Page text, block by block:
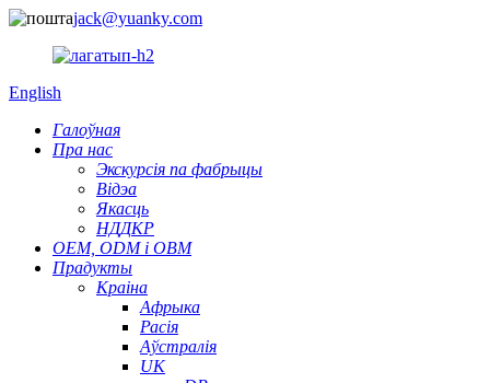
jack@yuanky.com
English
Галоўная
Пра нас
Экскурсія па фабрыцы
Відэа
Якасць
НДДКР
OEM, ODM і OBM
Прадукты
Краіна
Афрыка
Расія
Аўстралія
UK